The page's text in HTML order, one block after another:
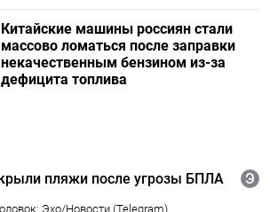
Китайские машины россиян стали
массово ломаться после заправки
некачественным бензином из-за
дефицита топлива